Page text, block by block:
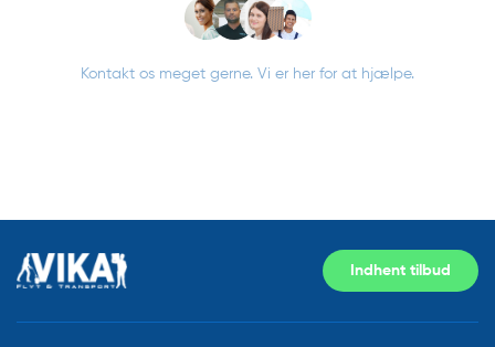
Kontakt os meget gerne. Vi er her for at hjælpe.
Indhent tilbud